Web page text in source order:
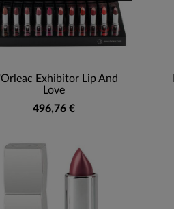
Exhibitor Lip And
Love
496,76 €